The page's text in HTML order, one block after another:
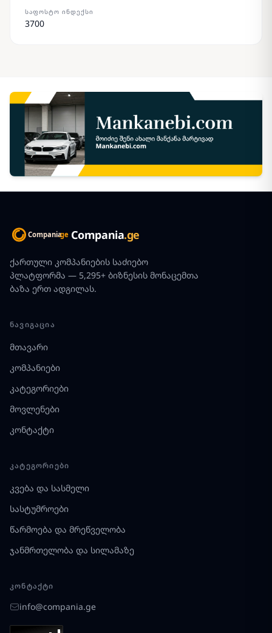
ᲡᲐᲤᲝᲡᲢᲝ ᲘᲜᲓᲔᲥᲡᲘ
3700
Compania.ge
ქართული კომპანიების საძიებო
პლატფორმა — 5,295+ ბიზნესის მონაცემთა
ბაზა ერთ ადგილას.
ᲜᲐᲕᲘᲒᲐᲪᲘᲐ
მთავარი
კომპანიები
კატეგორიები
მოვლენები
კონტაქტი
ᲙᲐᲢᲔᲒᲝᲠᲘᲔᲑᲘ
კვება და სასმელი
სასტუმროები
წარმოება და მრეწველობა
ჯანმრთელობა და სილამაზე
ᲙᲝᲜᲢᲐᲥᲢᲘ
info@compania.ge